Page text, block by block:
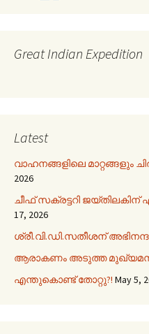
Great Indian Expedition
Latest
വാഹനങ്ങളിലെ മാറ്റങ്ങളും
2026
ചീഫ് സക്രട്ടറി
17, 2026
ശ്രീ.വി.ഡി.സതീശന്
ആരാകണം അടുത്ത
എന്തുകൊണ്ട് തോറ്റു?! May 5,